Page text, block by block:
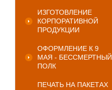
ИЗГОТОВЛЕНИЕ
КОРПОРАТИВНОЙ
ПРОДУКЦИИ
ОФОРМЛЕНИЕ К 9
МАЯ - БЕССМЕРТНЫЙ
ПОЛК
ПЕЧАТЬ НА ПАКЕТАХ